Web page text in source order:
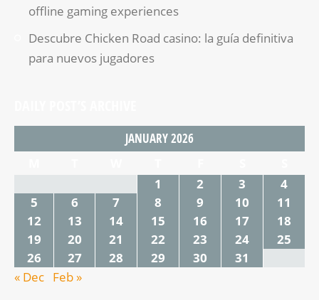
offline gaming experiences
Descubre Chicken Road casino: la guía definitiva
para nuevos jugadores
JANUARY 2026
1
2 3
4
5
6 7 8 9 10
11
12
13 14 15 16 17
18
19
20 21 22 23 24
25
26
27 28 29 30
31
« Dec Feb »